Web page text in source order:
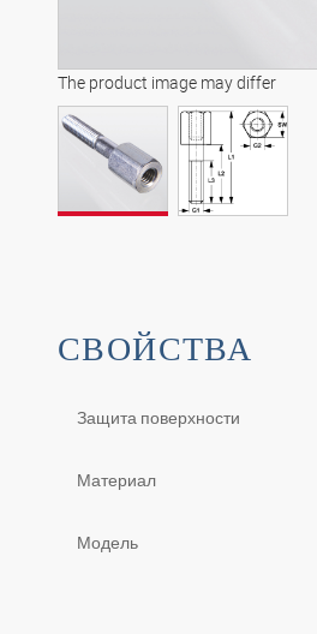
The product image may differ
СВОЙСТВА
Защита поверхности
Материал
Модель